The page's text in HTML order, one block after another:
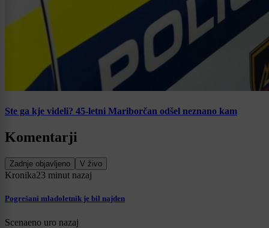
Ste ga kje videli? 45-letni Mariborčan odšel neznano kam
Komentarji
Zadnje objavljeno V živo
Kronika23 minut nazaj
Pogrešani mladoletnik je bil najden
Scenaeno uro nazaj